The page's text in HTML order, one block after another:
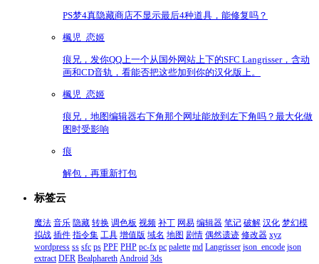
PS梦4真隐藏商店不显示最后4种道具，能修复吗？
楓児_恋姬
痕兄，发你QQ上一个从国外网站上下的SFC Langrisser，含动
画和CD音轨，看能否把这些加到你的汉化版上。
楓児_恋姬
痕兄，地图编辑器右下角那个网址能放到左下角吗？最大化做
图时受影响
痕
解包，再重新打包
标签云
魔法 音乐 隐藏 转换 调色板 视频 补丁 网易 编辑器 笔记 破解 汉化 梦幻模
拟战 插件 指令集 工具 增值版 域名 地图 剧情 偶然遗迹 修改器 xyz
wordpress ss sfc ps PPF PHP pc-fx pc palette md Langrisser json_encode json
extract DER Bealphareth Android 3ds